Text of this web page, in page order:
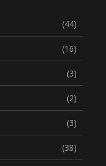
(44)
(16)
(3)
(2)
(3)
(38)